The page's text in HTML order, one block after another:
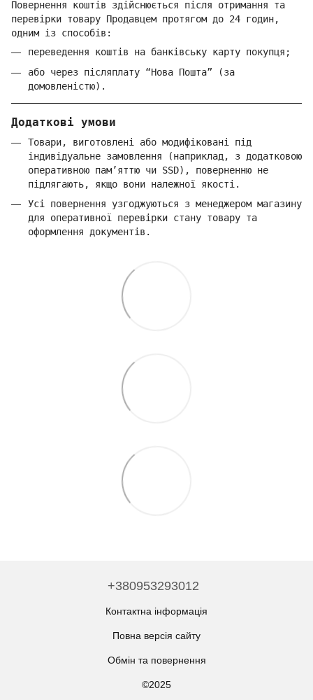
Повернення коштів здійснюється після отримання та
перевірки товару Продавцем протягом до 24 годин,
одним із способів:
переведення коштів на банківську карту покупця;
або через післяплату “Нова Пошта” (за
домовленістю).
Додаткові умови
Товари, виготовлені або модифіковані під
індивідуальне замовлення (наприклад, з додатковою
оперативною пам’яттю чи SSD), поверненню не
підлягають, якщо вони належної якості.
Усі повернення узгоджуються з менеджером магазину
для оперативної перевірки стану товару та
оформлення документів.
+380953293012
Контактна інформація
Повна версія сайту
Обмін та повернення
©2025